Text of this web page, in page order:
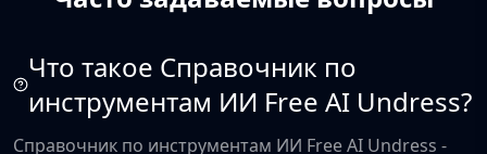
Что такое Справочник по
инструментам ИИ Free AI Undress?
Справочник по инструментам ИИ Free AI Undress -